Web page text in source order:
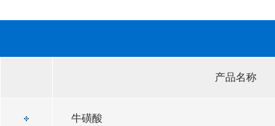
产品名称
牛磺酸